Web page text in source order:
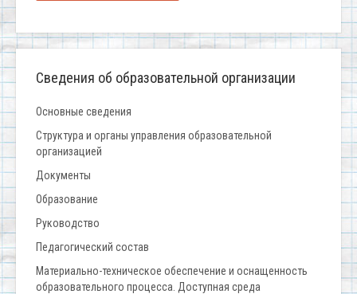
Сведения об образовательной организации
Основные сведения
Структура и органы управления образовательной
организацией
Документы
Образование
Руководство
Педагогический состав
Материально-техническое обеспечение и оснащенность
образовательного процесса. Доступная среда